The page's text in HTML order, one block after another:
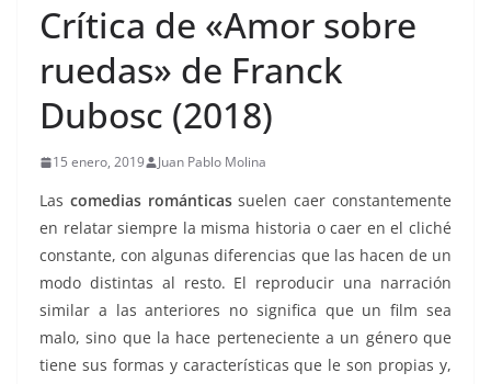
Crítica de «Amor sobre
ruedas» de Franck
Dubosc (2018)
15 enero, 2019 Juan Pablo Molina
Las comedias románticassuelen caer constantemente
en relatar siempre la misma historia o caer en el cliché
constante, con algunas diferencias que las hacen de un
modo distintas al resto. El reproducir una narración
similar a las anteriores no significa que un film sea
malo, sino que la hace perteneciente a un género que
tiene sus formas y características que le son propias y,